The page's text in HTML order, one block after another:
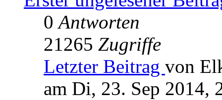
0Antworten
21265 Zugriffe
Letzter Beitrag von
am Di, 23. Sep 2014,